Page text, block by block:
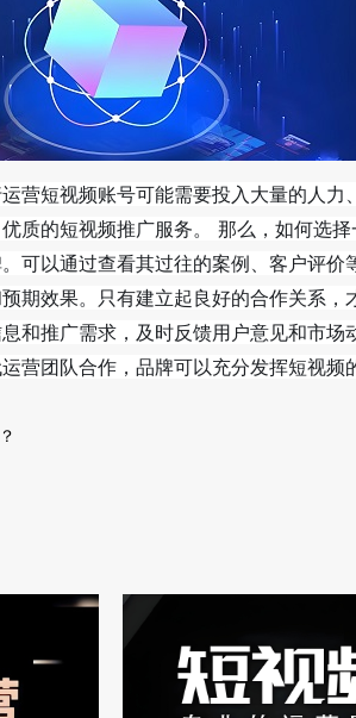
营短视频账号可能需要投入大量的人
质的短视频推广服务。 那么，如何选
可以通过查看其过往的案例、客户评
期效果。只有建立起良好的合作关系
和推广需求，及时反馈用户意见和市
营团队合作，品牌可以充分发挥短视